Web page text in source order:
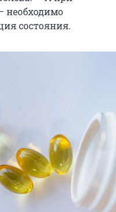
необходимо
состояния.